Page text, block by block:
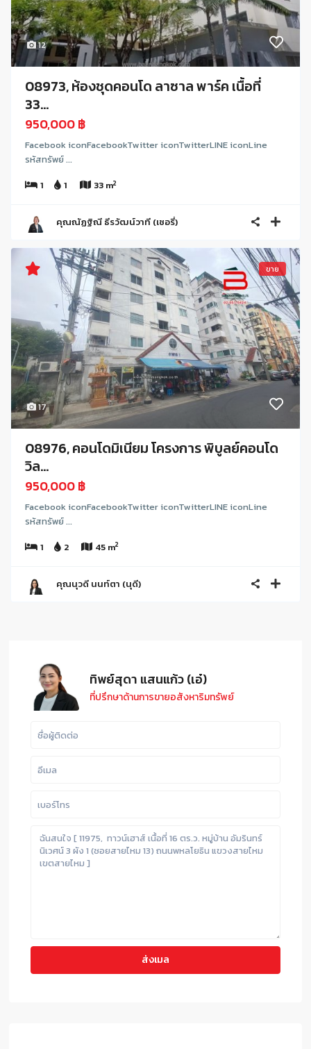
12
08973, ห้องชุดคอนโด ลาซาล พาร์ค เนื้อที่
33...
950,000 ฿
Facebook iconFacebookTwitter iconTwitterLINE iconLine
รหัสทรัพย์ ...
1
1 33 m2
คุณณัฏฐิณี ธีรวัฒน์วาที (เชอรี่)
17
ขาย
08976, คอนโดมิเนียม โครงการ พิบูลย์คอนโด
วิล...
950,000 ฿
Facebook iconFacebookTwitter iconTwitterLINE iconLine
รหัสทรัพย์ ...
1
2 45 m2
คุณนุวดี นนท์ตา (นุดี)
ทิพย์สุดา แสนแก้ว (เอ๋)
ที่ปรึกษาด้านการขายอสังหาริมทรัพย์